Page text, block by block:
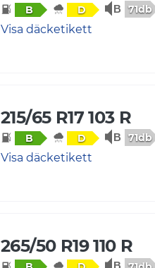
B D 71db
Visa däcketikett
215/65 R17 103 R
B D 71db
Visa däcketikett
265/50 R19 110 R